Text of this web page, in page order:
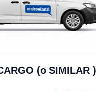
(o SIMILAR )